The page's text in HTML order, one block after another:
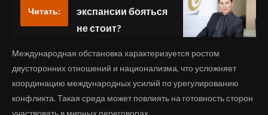
Читать:
экспансии бояться
не стоит?
Международная обстановка характеризуется ростом
двусторонних отношений и национализма, что усложняет
координацию международных усилий по урегулированию
конфликта. Такая среда может повлиять на готовность сторон
участвовать в мирных переговорах.